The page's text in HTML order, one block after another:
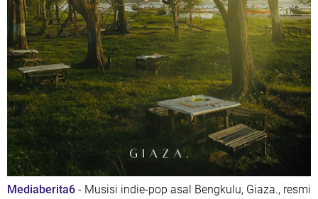
Mediaberita6 - Musisi indie-pop asal Bengkulu, Giaza., resmi